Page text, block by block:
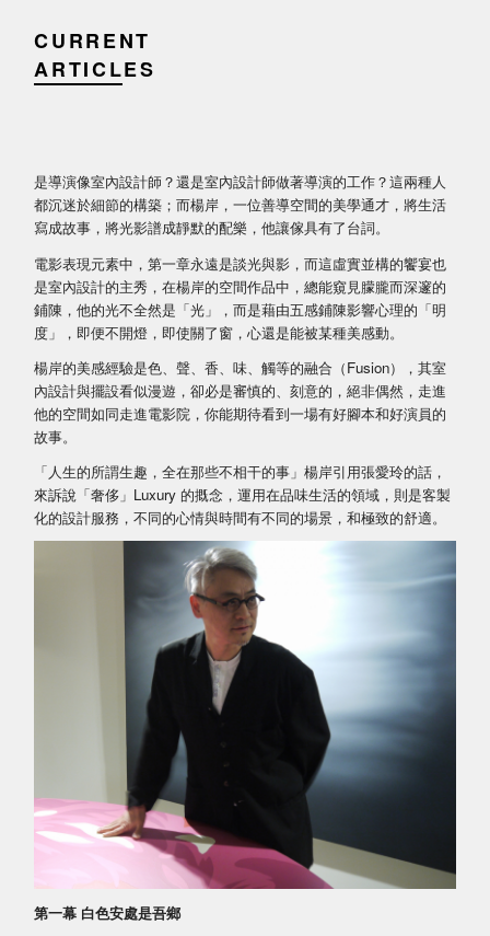
CURRENT
ARTICLES
是導演像室內設計師？還是室內設計師做著導演的工作？這兩種人
都沉迷於細節的構築；而楊岸，一位善導空間的美學通才，將生活
寫成故事，將光影譜成靜默的配樂，他讓傢具有了台詞。
電影表現元素中，第一章永遠是談光與影，而這虛實並構的饗宴也
是室內設計的主秀，在楊岸的空間作品中，總能窺見朦朧而深邃的
鋪陳，他的光不全然是「光」，而是藉由五感鋪陳影響心理的「明
度」，即便不開燈，即使關了窗，心還是能被某種美感動。
楊岸的美感經驗是色、聲、香、味、觸等的融合（Fusion），其室
內設計與擺設看似漫遊，卻必是審慎的、刻意的，絕非偶然，走進
他的空間如同走進電影院，你能期待看到一場有好腳本和好演員的
故事。
「人生的所謂生趣，全在那些不相干的事」楊岸引用張愛玲的話，
來訴說「奢侈」Luxury 的摡念，運用在品味生活的領域，則是客製
化的設計服務，不同的心情與時間有不同的場景，和極致的舒適。
第一幕 白色安處是吾鄉